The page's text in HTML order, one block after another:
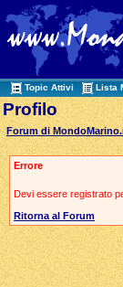
Topic Attivi Lista
Profilo
Forum di
Errore
Devi essere registrato
Ritorna al Forum